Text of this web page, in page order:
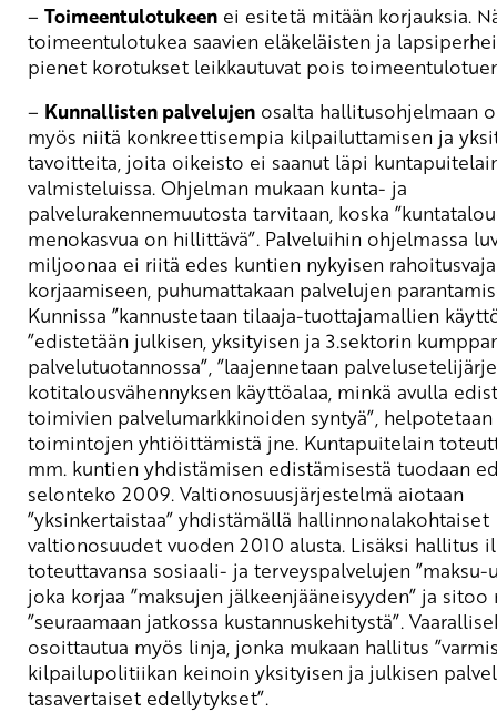
– Toimeentulotukeen ei esitetä mitään korjauksia.
toimeentulotukea saavien eläkeläisten ja
pienet korotukset leikkautuvat pois
– Kunnallisten palvelujen osalta hallitusohjelmaan
myös niitä konkreettisempia kilpailuttamisen ja
tavoitteita, joita oikeisto ei saanut läpi
valmisteluissa. Ohjelman mukaan kunta- ja
palvelurakennemuutosta tarvitaan, koska
menokasvua on hillittävä”. Palveluihin ohjelmassa
miljoonaa ei riitä edes kuntien nykyisen
korjaamiseen, puhumattakaan palvelujen
Kunnissa ”kannustetaan tilaaja-tuottajamallien
”edistetään julkisen, yksityisen ja 3.sektorin
palvelutuotannossa”, ”laajennetaan
kotitalousvähennyksen käyttöalaa, minkä avulla
toimivien palvelumarkkinoiden syntyä”,
toimintojen yhtiöittämistä jne. Kuntapuitelain
mm. kuntien yhdistämisen edistämisestä tuodaan
selonteko 2009. Valtionosuusjärjestelmä aiotaan
”yksinkertaistaa” yhdistämällä hallinnonalakohtaiset
valtionosuudet vuoden 2010 alusta. Lisäksi hallitus
toteuttavansa sosiaali- ja terveyspalvelujen ”maksu-
joka korjaa ”maksujen jälkeenjääneisyyden” ja sitoo
”seuraamaan jatkossa kustannuskehitystä”.
osoittautua myös linja, jonka mukaan hallitus
kilpailupolitiikan keinoin yksityisen ja julkisen
tasavertaiset edellytykset”.